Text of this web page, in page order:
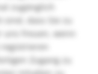
zugänglich
dass Sie zu
freuen, wenn
Zugang zu